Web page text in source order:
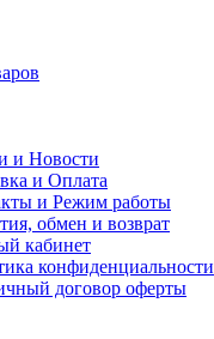
и Новости
и Оплата
и Режим работы
обмен и возврат
кабинет
конфиденциальности
договор оферты